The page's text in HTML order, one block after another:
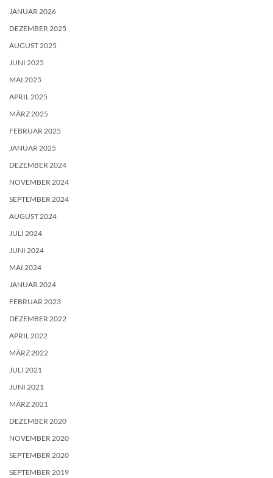
JANUAR 2026
DEZEMBER 2025
AUGUST 2025
JUNI 2025
MAI 2025
APRIL 2025
MÄRZ 2025
FEBRUAR 2025
JANUAR 2025
DEZEMBER 2024
NOVEMBER 2024
SEPTEMBER 2024
AUGUST 2024
JULI 2024
JUNI 2024
MAI 2024
JANUAR 2024
FEBRUAR 2023
DEZEMBER 2022
APRIL 2022
MÄRZ 2022
JULI 2021
JUNI 2021
MÄRZ 2021
DEZEMBER 2020
NOVEMBER 2020
SEPTEMBER 2020
SEPTEMBER 2019